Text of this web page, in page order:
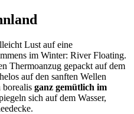
Lust auf eine
im Winter: River Floating.
Thermoanzug gepackt auf dem
auf den sanften Wellen
borealis ganz gemütlich im
sich auf dem Wasser,